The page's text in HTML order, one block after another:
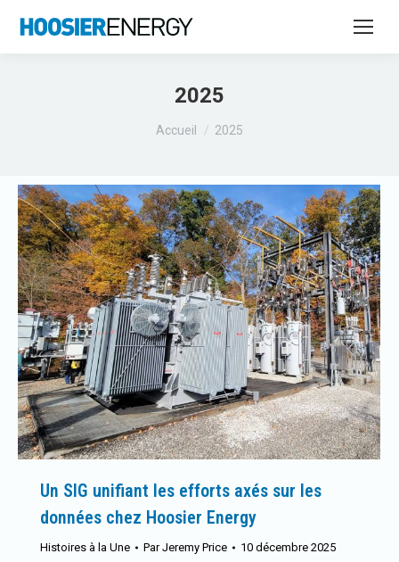
2025
Vous êtes ici :
Accueil 2025
Un SIG unifiant les efforts axés sur les
données chez Hoosier Energy
Histoires à la Une ParJeremy Price 10 décembre 2025